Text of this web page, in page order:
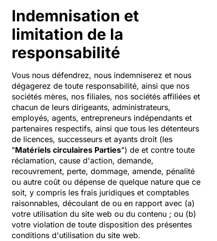
Indemnisation et
limitation de la
responsabilité
Vous nous défendrez, nous indemniserez et nous
dégagerez de toute responsabilité, ainsi que nos
sociétés mères, nos filiales, nos sociétés affiliées et
chacun de leurs dirigeants, administrateurs,
employés, agents, entrepreneurs indépendants et
partenaires respectifs, ainsi que tous les détenteurs
de licences, successeurs et ayants droit (les
"Matériels circulaires Parties") de et contre toute
réclamation, cause d'action, demande,
recouvrement, perte, dommage, amende, pénalité
ou autre coût ou dépense de quelque nature que ce
soit, y compris les frais juridiques et comptables
raisonnables, découlant de ou en rapport avec (a)
votre utilisation du site web ou du contenu ; ou (b)
votre violation de toute disposition des présentes
conditions d'utilisation du site web.